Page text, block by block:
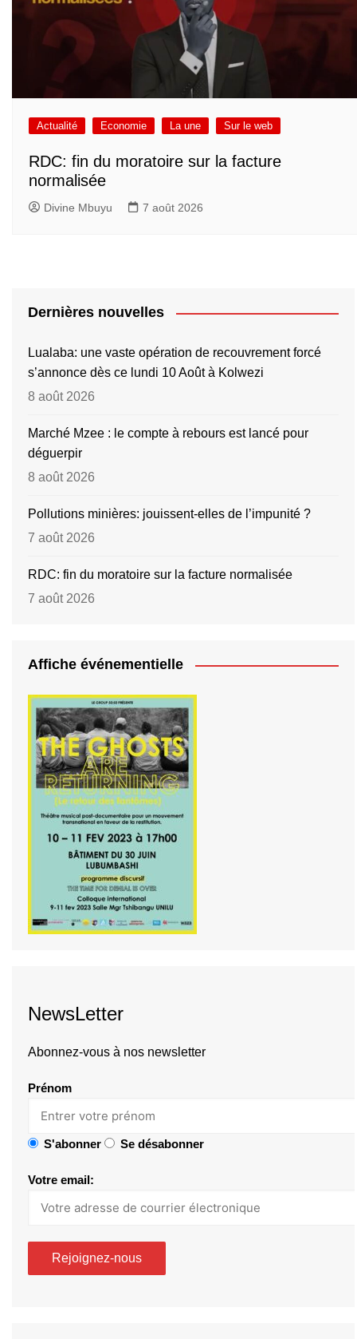
Actualité Economie La une Sur le web
RDC: fin du moratoire sur la facture
normalisée
Divine Mbuyu 7 août 2026
Dernières nouvelles
Lualaba: une vaste opération de recouvrement forcé
s’annonce dès ce lundi 10 Août à Kolwezi
8 août 2026
Marché Mzee : le compte à rebours est lancé pour
déguerpir
8 août 2026
Pollutions minières: jouissent-elles de l’impunité ?
7 août 2026
RDC: fin du moratoire sur la facture normalisée
7 août 2026
Affiche événementielle
NewsLetter
Abonnez-vous à nos newsletter
Prénom
S'abonner Se désabonner
Votre email: